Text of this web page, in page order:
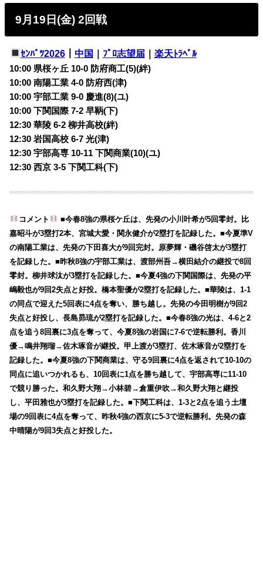
9月19日(金) 2回戦
ｾﾝﾊﾞﾂ2026｜ 中国 ﾌﾟﾛ志望届｜ 楽天ﾄﾗﾍﾞﾙ
10:00 県桜ヶ丘 10-0 防府商工(5)(絆)
10:00 南陽工業 4-0 防府西(津)
10:00 宇部工業 9-0 慶進(8)(ユ)
10:00 下関国際 7-2 早鞆(下)
12:30 華陵 6-2 柳井高校(絆)
12:30 岩国高校 6-7 光(津)
12:30 宇部高専 10-11 下関商業(10)(ユ)
12:30 西京 3-5 下関工科(下)
コメント
■今春8強の県桜ケ丘は、先発の小川叶希が5回零封。比
嘉昭斗が3塁打2本、宮城大愛・関永健介が2塁打を記録した。■今夏準V
の南陽工業は、先発の下田喜大が9回完封。原夢輝・磯谷啓太が3塁打
を記録した。■昨秋8強の宇部工業は、渡部州吾→横田結介の継投で8回
零封。柳井球汰が3塁打を記録した。■今夏4強の下関国際は、先発の平
嶋毅也が9回2失点と好投。橋本聖優が2塁打を記録した。■華陵は、1-1
の同点で迎えた5回表に4点を奪い、勝ち越し。先発の今田明樹が9回2
失点と好投し、長島昴琉が2塁打を記録した。■今春8強の光は、4-6と2
点を追う8回裏に3点を奪って、今夏8強の岩国に7-6で逆転勝利。香川
優→鳴井翔瑠→佐木琢音が継投。甲上渡が3塁打、佐木琢音が2塁打を
記録した。■今夏8強の下関商業は、守る9回裏に4点を返されて10-10の
同点に追いつかれるも、10回表に1点を勝ち越して、宇部高専に11-10
で競り勝った。和久野大翔→小林碧→倉重伊吹→和久野大翔と継投
し、平田雅也が3塁打を記録した。■下関工科は、1-3と2点を追う土壇
場の9回表に4点を奪って、昨秋4強の西京に5-3で逆転勝利。先発の森
中晴陽が9回3失点と好投した。